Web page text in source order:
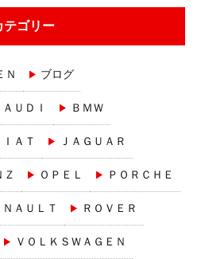
テゴリー
Ｎ ブログ
ＡＵＤＩ ＢＭＷ
ＩＡＴ ＪＡＧＵＡＲ
ＯＰＥＬ ＰＯＲＣＨＥ
ＮＡＵＬＴ ＲＯＶＥＲ
ＶＯＬＫＳＷＡＧＥＮ